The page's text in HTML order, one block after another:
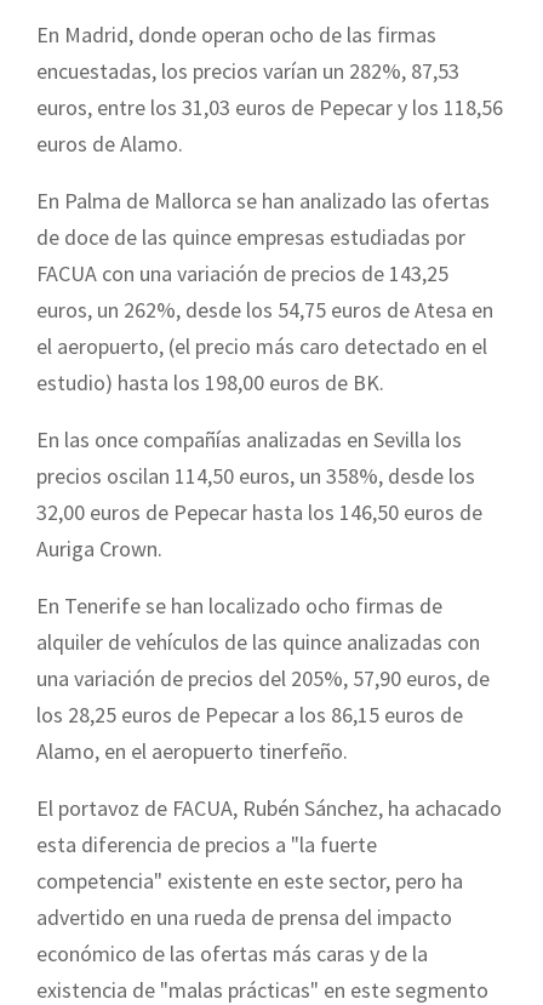
En Madrid, donde operan ocho de las firmas
encuestadas, los precios varían un 282%, 87,53
euros, entre los 31,03 euros de Pepecar y los 118,56
euros de Alamo.
En Palma de Mallorca se han analizado las ofertas
de doce de las quince empresas estudiadas por
FACUA con una variación de precios de 143,25
euros, un 262%, desde los 54,75 euros de Atesa en
el aeropuerto, (el precio más caro detectado en el
estudio) hasta los 198,00 euros de BK.
En las once compañías analizadas en Sevilla los
precios oscilan 114,50 euros, un 358%, desde los
32,00 euros de Pepecar hasta los 146,50 euros de
Auriga Crown.
En Tenerife se han localizado ocho firmas de
alquiler de vehículos de las quince analizadas con
una variación de precios del 205%, 57,90 euros, de
los 28,25 euros de Pepecar a los 86,15 euros de
Alamo, en el aeropuerto tinerfeño.
El portavoz de FACUA, Rubén Sánchez, ha achacado
esta diferencia de precios a "la fuerte
competencia" existente en este sector, pero ha
advertido en una rueda de prensa del impacto
económico de las ofertas más caras y de la
existencia de "malas prácticas" en este segmento